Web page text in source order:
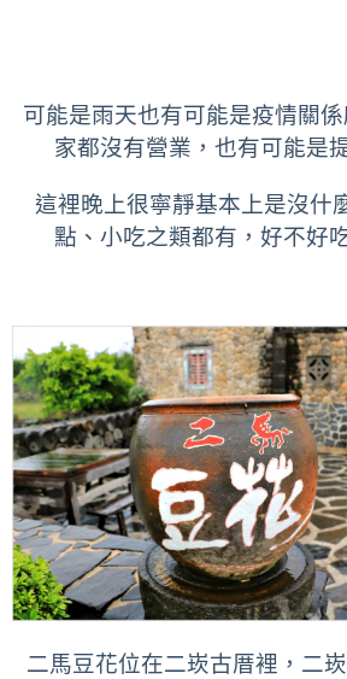
可能是雨天也有可能是疫情關
家都沒有營業，也有可能是
這裡晚上很寧靜基本上是沒什
點、小吃之類都有，好不好
二馬豆花位在二崁古厝裡，二